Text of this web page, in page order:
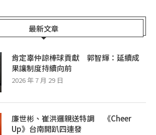
最新文章
肯定辜仲諒棒球貢獻 郭智輝：延續成
果讓制度持續向前
2026 年 7 月 29 日
廉世彬、崔洪邏親送特調 《Cheer
Up》台南開趴四連發